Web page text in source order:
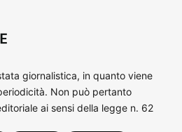
giornalistica, in quanto viene
Non può pertanto
ai sensi della legge n. 62